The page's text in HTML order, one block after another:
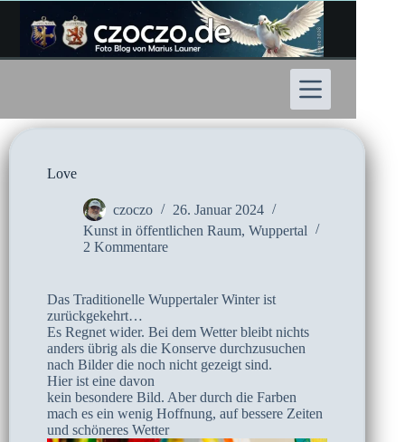
Inhalt
springen
Love
czoczo
26. Januar 2024
Kunst in öffentlichen Raum, Wuppertal
2 Kommentare
Das Traditionelle Wuppertaler Winter ist
zurückgekehrt…
Es Regnet wider. Bei dem Wetter bleibt nichts
anders übrig als die Konserve durchzusuchen
nach Bilder die noch nicht gezeigt sind.
Hier ist eine davon
kein besondere Bild. Aber durch die Farben
mach es ein wenig Hoffnung, auf bessere Zeiten
und schöneres Wetter